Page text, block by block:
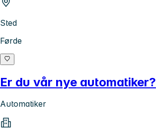
Sted
Førde
Er du vår nye automatiker?
Automatiker